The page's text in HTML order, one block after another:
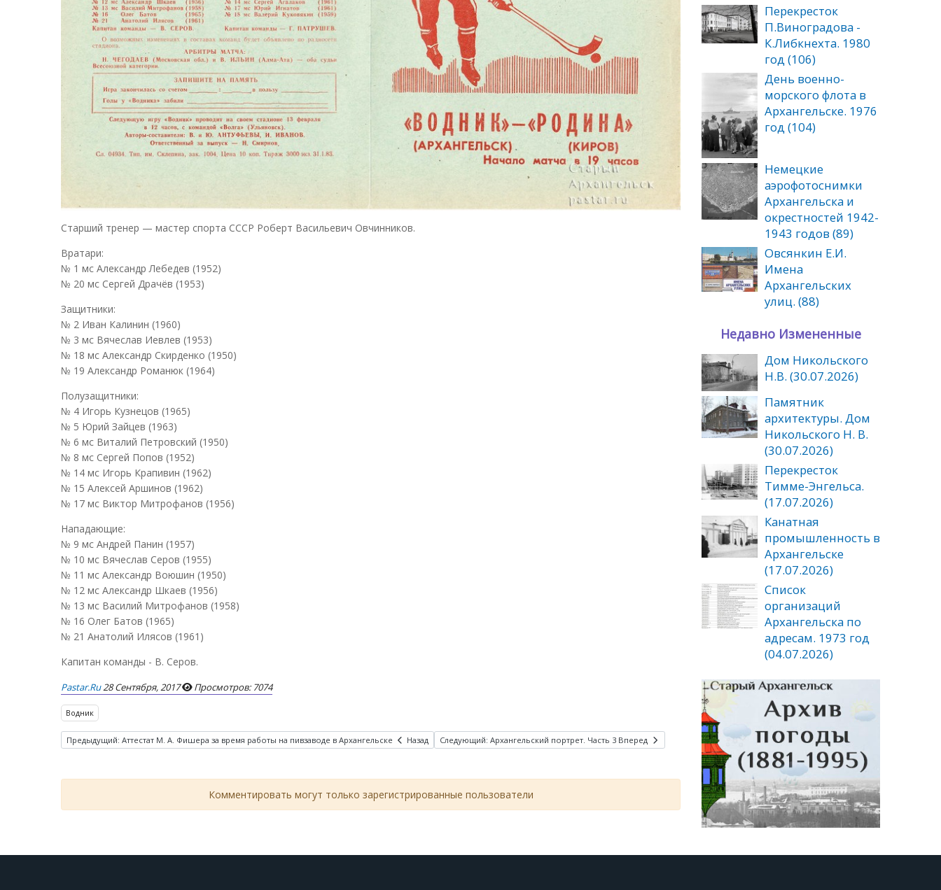
Старший тренер — мастер спорта СССР Роберт Васильевич Овчинников.
Вратари:
№ 1 мс Александр Лебедев (1952)
№ 20 мс Сергей Драчёв (1953)
Защитники:
№ 2 Иван Калинин (1960)
№ 3 мс Вячеслав Иевлев (1953)
№ 18 мс Александр Скирденко (1950)
№ 19 Александр Романюк (1964)
Полузащитники:
№ 4 Игорь Кузнецов (1965)
№ 5 Юрий Зайцев (1963)
№ 6 мс Виталий Петровский (1950)
№ 8 мс Сергей Попов (1952)
№ 14 мс Игорь Крапивин (1962)
№ 15 Алексей Аршинов (1962)
№ 17 мс Виктор Митрофанов (1956)
Нападающие:
№ 9 мс Андрей Панин (1957)
№ 10 мс Вячеслав Серов (1955)
№ 11 мс Александр Воюшин (1950)
№ 12 мс Александр Шкаев (1956)
№ 13 мс Василий Митрофанов (1958)
№ 16 Олег Батов (1965)
№ 21 Анатолий Илясов (1961)
Капитан команды - В. Серов.
Pastar.ru28 Сентября, 2017 Просмотров: 7074
Водник
Предыдущий: Аттестат М. А. Фишера за время работы на пивзаводе в Архангельске Назад Следующий: Архангельский портрет. Часть 3 Вперед
Комментировать могут только зарегистрированные пользователи
Перекресток
П.Виноградова -
К.Либкнехта. 1980
год (106)
День военно-
морского флота в
Архангельске. 1976
год (104)
Немецкие
аэрофотоснимки
Архангельска и
окрестностей 1942-
1943 годов (89)
Овсянкин Е.И.
Имена
Архангельских
улиц. (88)
Недавно Измененные
Дом Никольского
Н.В. (30.07.2026)
Памятник
архитектуры. Дом
Никольского Н. В.
(30.07.2026)
Перекресток
Тимме-Энгельса.
(17.07.2026)
Канатная
промышленность в
Архангельске
(17.07.2026)
Список
организаций
Архангельска по
адресам. 1973 год
(04.07.2026)